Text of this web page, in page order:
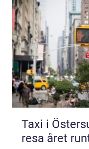
Taxi i Östersund så
resa året